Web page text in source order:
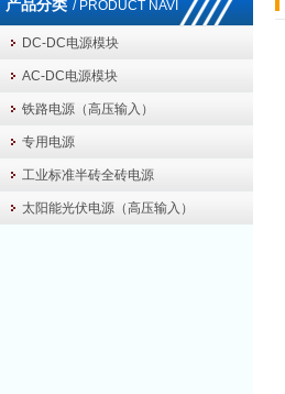
产品分类 / PRODUCT NAVI
DC-DC电源模块
AC-DC电源模块
铁路电源（高压输入）
专用电源
工业标准半砖全砖电源
太阳能光伏电源（高压输入）